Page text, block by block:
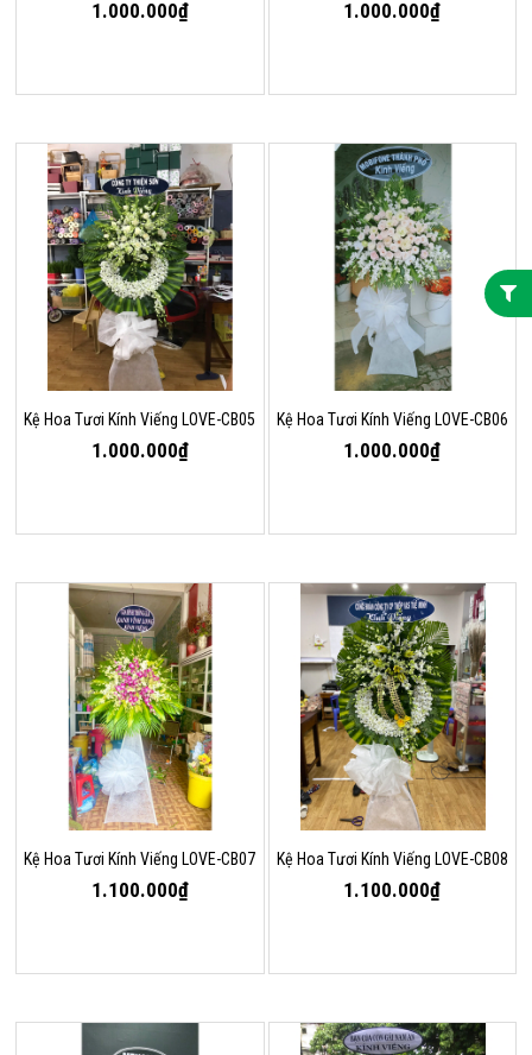
1.000.000₫ 1.000.000₫
Kệ Hoa Tươi Kính Viếng LOVE-CB05
1.000.000₫
Kệ Hoa Tươi Kính Viếng LOVE-CB06
1.000.000₫
Kệ Hoa Tươi Kính Viếng LOVE-CB07
1.100.000₫
Kệ Hoa Tươi Kính Viếng LOVE-CB08
1.100.000₫